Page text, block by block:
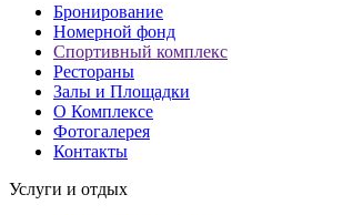
Бронирование
Номерной фонд
Спортивный комплекс
Рестораны
Залы и Площадки
О Комплексе
Фотогалерея
Контакты
Услуги и отдых